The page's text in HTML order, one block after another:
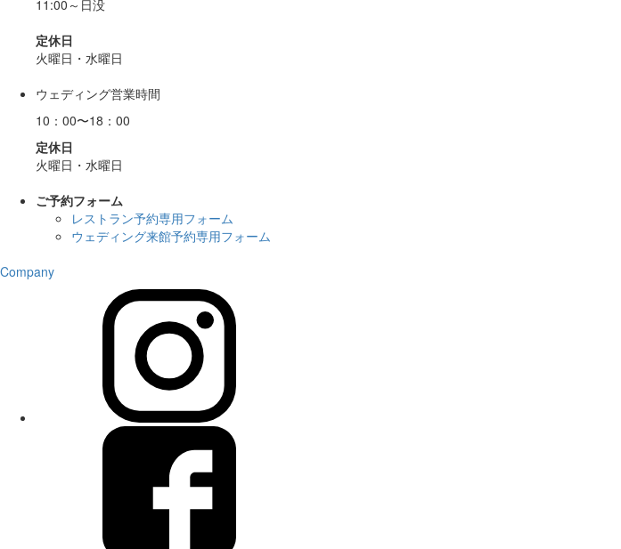
11:00～日没
定休日
火曜日・水曜日
ウェディング営業時間
10：00〜18：00
定休日
火曜日・水曜日
ご予約フォーム
レストラン予約専用フォーム
ウェディング来館予約専用フォーム
Company